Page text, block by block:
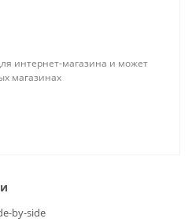
интернет-магазина и может
магазинах
by-side